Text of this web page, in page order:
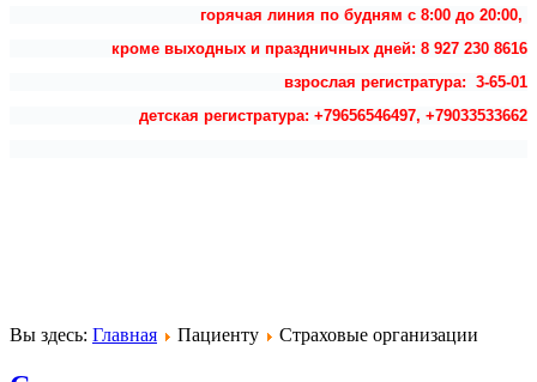
горячая линия по будням с 8:00 до 20:00,
кроме выходных и праздничных дней: 8 927 230 8616
взрослая регистратура: 3-65-01
детская регистратура: +79656546497, +79033533662
Вы здесь: Главная Пациенту Страховые организации